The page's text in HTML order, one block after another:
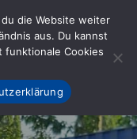
AHRTAL e.V.
die Website weiter
aus. Du kannst
funktionale Cookies